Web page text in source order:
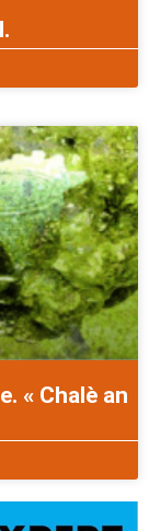
« Chalè an